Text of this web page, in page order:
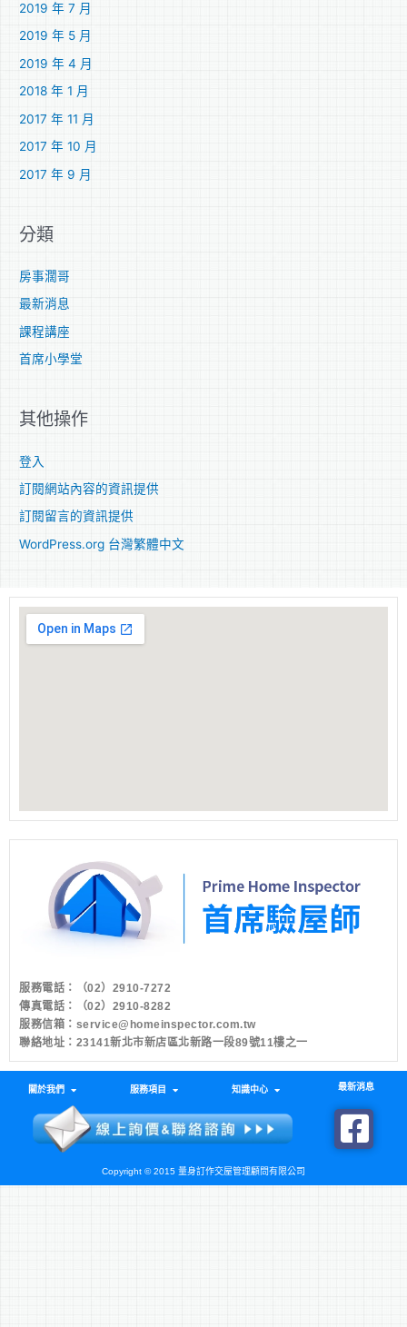
2019 年 7 月
2019 年 5 月
2019 年 4 月
2018 年 1 月
2017 年 11 月
2017 年 10 月
2017 年 9 月
分類
房事濶哥
最新消息
課程講座
首席小學堂
其他操作
登入
訂閱網站內容的資訊提供
訂閱留言的資訊提供
WordPress.org 台灣繁體中文
服務電話：
（02）2910-7272
傳真電話：（02）2910-8282
服務信箱： service@homeinspector.com.tw
聯絡地址：23141新北市新店區北新路一段89號11樓之一
關於我們 服務項目 知識中心 最新消息
Copyright © 2015 量身訂作交屋管理顧問有限公司